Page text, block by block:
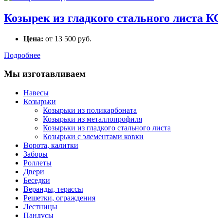
Козырек из гладкого стального листа
Цена: от 13 500 руб.
Подробнее
Мы изготавливаем
Навесы
Козырьки
Козырьки из поликарбоната
Козырьки из металлопрофиля
Козырьки из гладкого стального листа
Козырьки с элементами ковки
Ворота, калитки
Заборы
Роллеты
Двери
Беседки
Веранды, терассы
Решетки, ограждения
Лестницы
Пандусы